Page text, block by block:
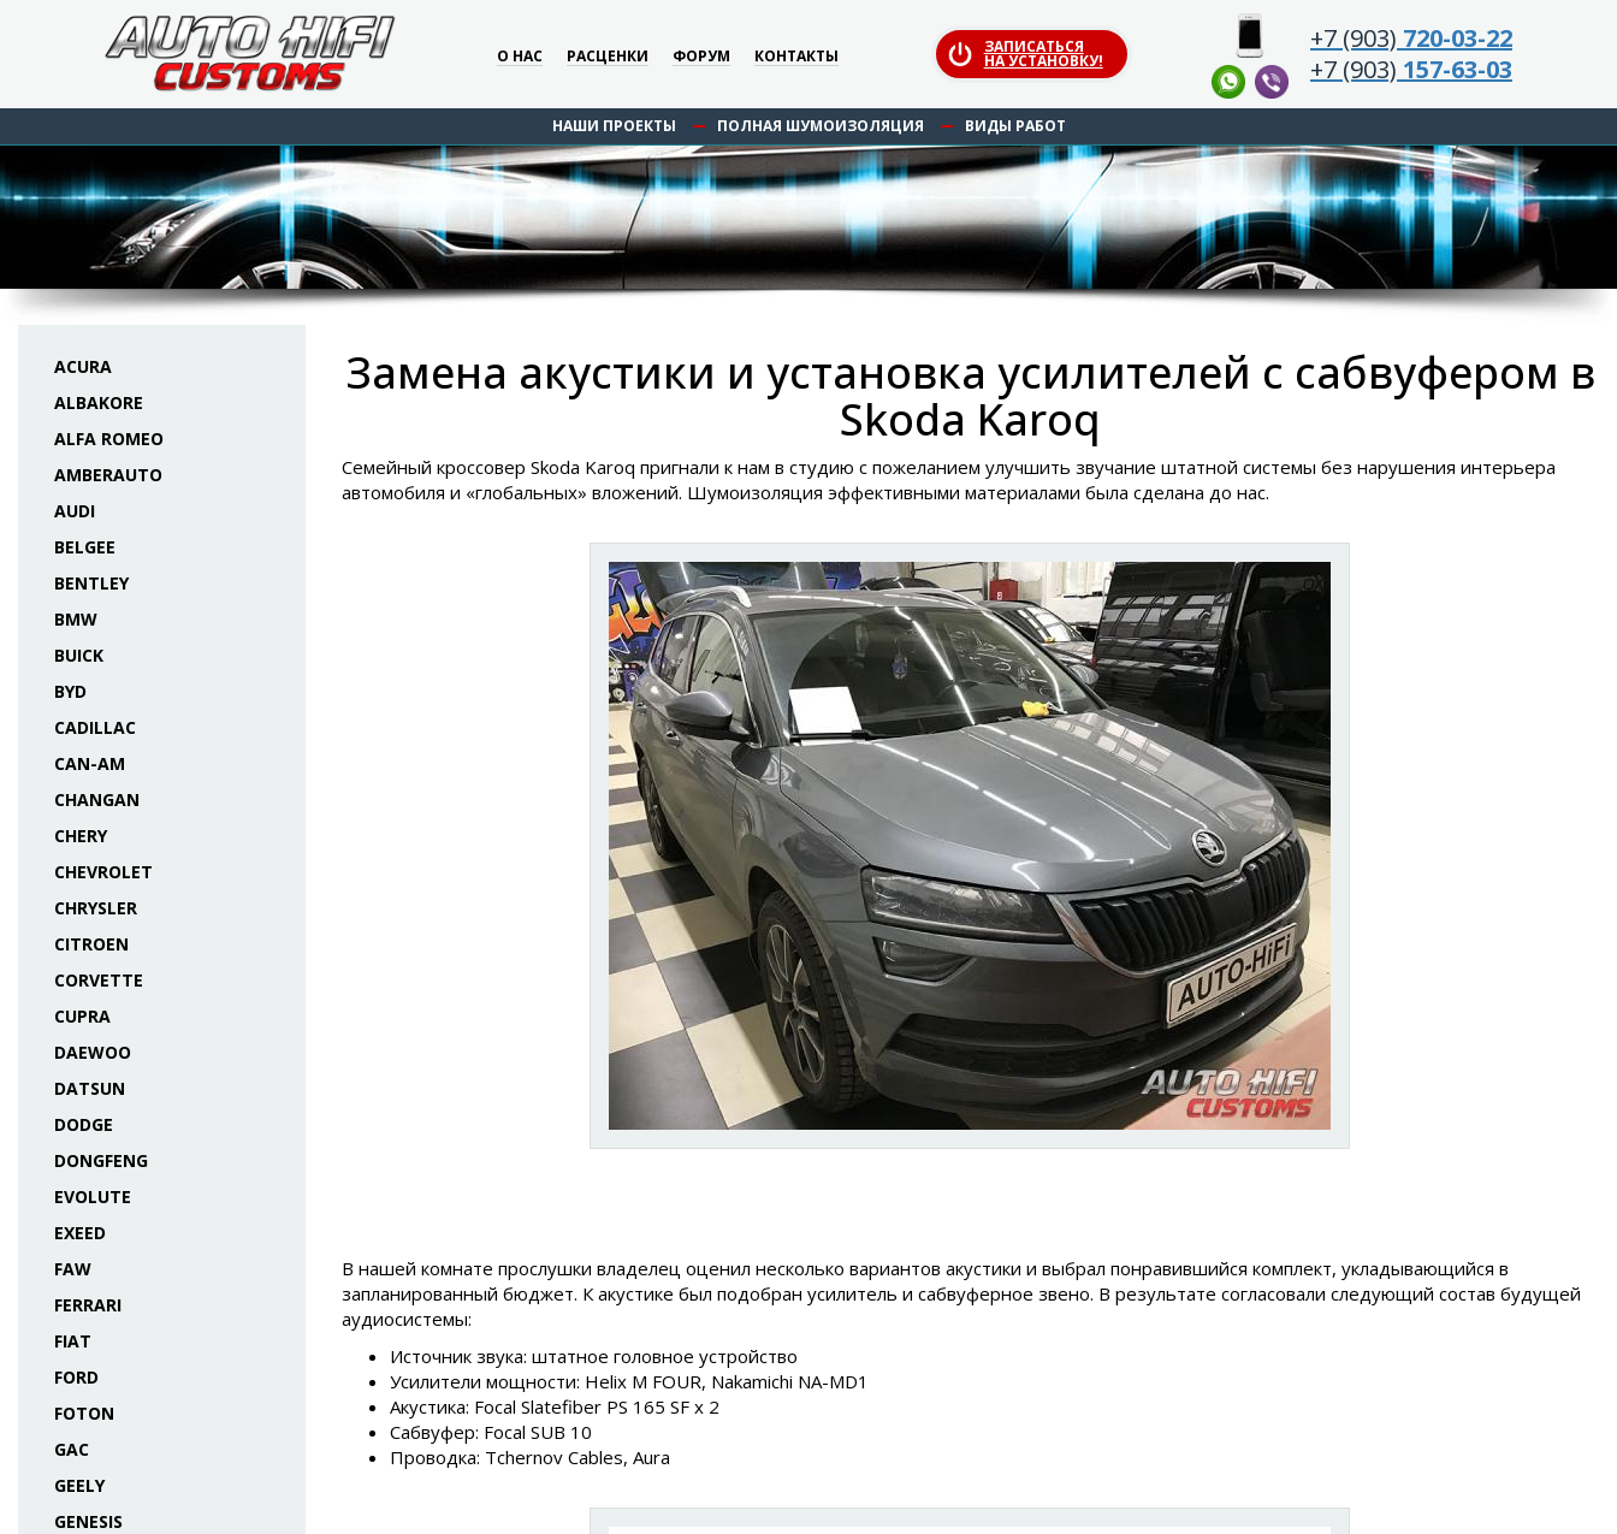
О НАС РАСЦЕНКИ ФОРУМ КОНТАКТЫ ЗАПИСАТЬСЯ
НА УСТАНОВКУ!
+7 (903) 720-03-22
+7 (903) 157-63-03
НАШИ ПРОЕКТЫ ПОЛНАЯ ШУМОИЗОЛЯЦИЯ ВИДЫ РАБОТ
ACURA
ALBAKORE
ALFA ROMEO
AMBERAUTO
AUDI
BELGEE
BENTLEY
BMW
BUICK
BYD
CADILLAC
CAN-AM
CHANGAN
CHERY
CHEVROLET
CHRYSLER
CITROEN
CORVETTE
CUPRA
DAEWOO
DATSUN
DODGE
DONGFENG
EVOLUTE
EXEED
FAW
FERRARI
FIAT
FORD
FOTON
GAC
GEELY
GENESIS
Замена акустики и установка усилителей с сабвуфером в
Skoda Karoq
Семейный кроссовер Skoda Karoq пригнали к нам в студию с пожеланием улучшить звучание штатной системы без нарушения интерьера
автомобиля и «глобальных» вложений. Шумоизоляция эффективными материалами была сделана до нас.
В нашей комнате прослушки владелец оценил несколько вариантов акустики и выбрал понравившийся комплект, укладывающийся в
запланированный бюджет. К акустике был подобран усилитель и сабвуферное звено. В результате согласовали следующий состав будущей
аудиосистемы:
Источник звука: штатное головное устройство
Усилители мощности: Helix M FOUR, Nakamichi NA-MD1
Акустика: Focal Slatefiber PS 165 SF x 2
Сабвуфер: Focal SUB 10
Проводка: Tchernov Cables, Aura